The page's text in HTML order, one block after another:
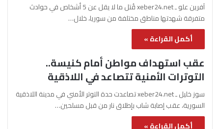
آفرين علو ـ xeber24.net قُتل ما لا يقل عن 5 أشخاص في حوادث
متفرقة شهدتها مناطق مختلفة من سوريا، خلال…
أكمل القراءة »
عقب استهداف مواطن أمام كنيسة..
التوترات الأمنية تتصاعد في اللاذقية
سوز خليل ـ xeber24.net تصاعدت حدة التوتر الأمني في مدينة اللاذقية
السورية، عقب إصابة شاب بإطلاق نار من قبل مسلحين…
أكمل القراءة »